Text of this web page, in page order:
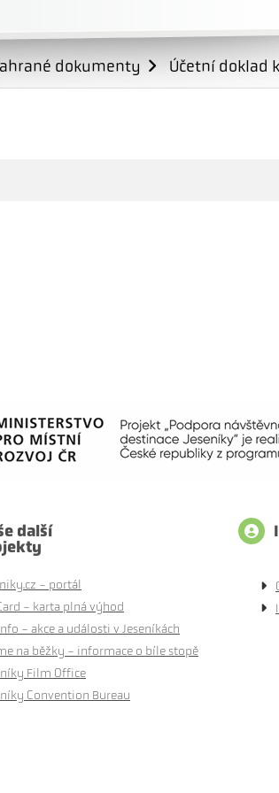
dokumenty Účetní doklad
další
- portál
- karta plná výhod
- akce a události v Jeseníkách
na běžky - informace o bíle stopě
Film Office
Convention Bureau